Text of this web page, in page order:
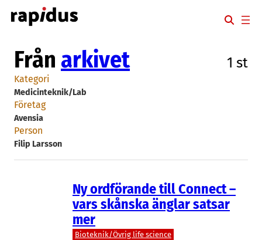
Hoppa
till
Från arkivet 1 st
Kategori
Medicinteknik/Lab
Företag
Avensia
Person
Filip Larsson
Ny ordförande till Connect –
vars skånska änglar satsar
mer
Bioteknik/Övrig life science